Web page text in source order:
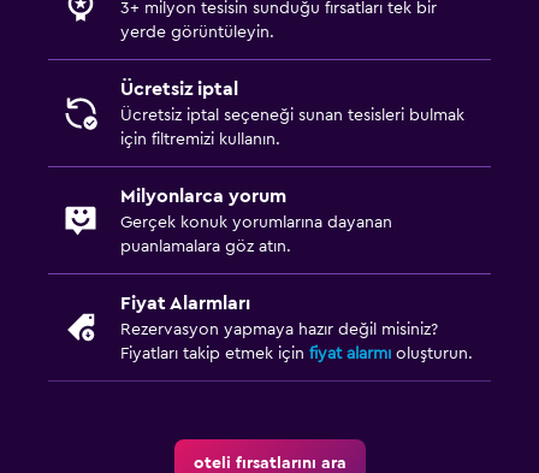
3+ milyon tesisin sunduğu fırsatları tek bir
yerde görüntüleyin.
Ücretsiz iptal
Ücretsiz iptal seçeneği sunan tesisleri bulmak
için filtremizi kullanın.
Milyonlarca yorum
Gerçek konuk yorumlarına dayanan
puanlamalara göz atın.
Fiyat Alarmları
Rezervasyon yapmaya hazır değil misiniz?
Fiyatları takip etmek için fiyat alarmı oluşturun.
oteli fırsatlarını ara